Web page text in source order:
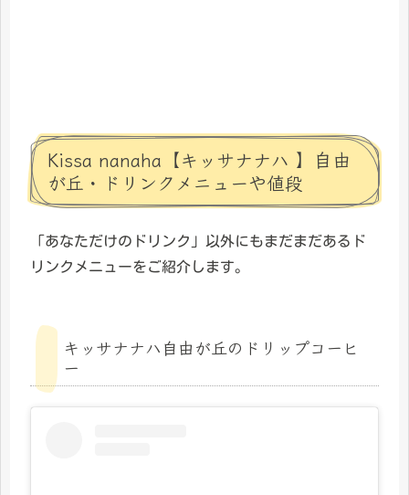
Kissa nanaha【キッサナナハ 】自由
が丘・ドリンクメニューや値段
「あなただけのドリンク」以外にもまだまだあるド
リンクメニューをご紹介します。
キッサナナハ自由が丘のドリップコーヒ
ー